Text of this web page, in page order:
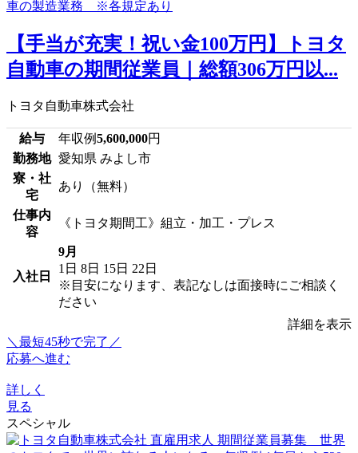
【手当が充実！祝い金100万円】トヨタ
自動車の期間従業員｜総額306万円以...
トヨタ自動車株式会社
給与 年収例5,600,000円
勤務地 愛知県 みよし市
寮・社
宅
あり（無料）
仕事内
容
《トヨタ期間工》組立・加工・プレス
入社日
9月
1日 8日 15日 22日
※目安になります、表記なしは面接時にご相談く
ださい
詳細を表示
＼最短45秒で完了／
応募へ進む
詳しく
見る
スペシャル